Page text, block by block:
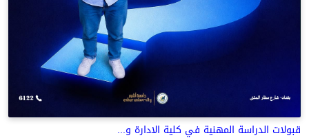
قبولات الدراسة المهنية في كلية الادارة و...